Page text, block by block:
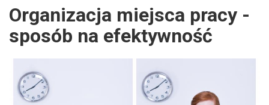
Organizacja miejsca pracy -
sposób na efektywność